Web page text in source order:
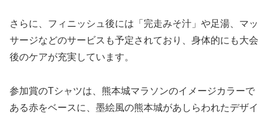
さらに、フィニッシュ後には「完走みそ汁」や足湯、マッ
サージなどのサービスも予定されており、身体的にも大会
後のケアが充実しています。
参加賞のTシャツは、熊本城マラソンのイメージカラーで
ある赤をベースに、墨絵風の熊本城があしらわれたデザイ